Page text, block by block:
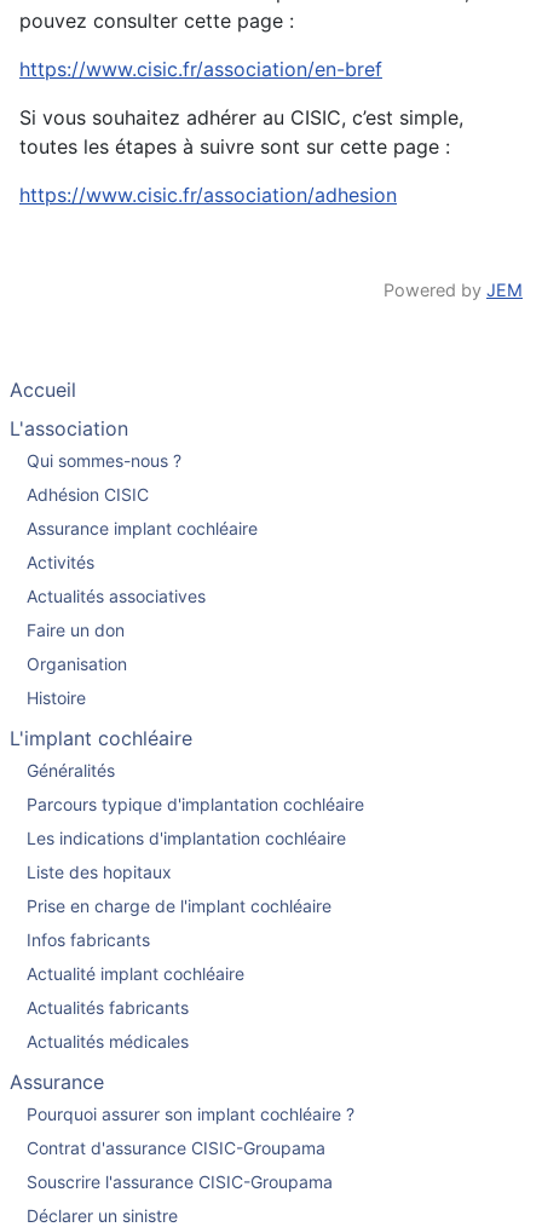
pouvez consulter cette page :
https://www.cisic.fr/association/en-bref
Si vous souhaitez adhérer au CISIC, c’est simple,
toutes les étapes à suivre sont sur cette page :
https://www.cisic.fr/association/adhesion
Powered by JEM
Accueil
L'association
Qui sommes-nous ?
Adhésion CISIC
Assurance implant cochléaire
Activités
Actualités associatives
Faire un don
Organisation
Histoire
L'implant cochléaire
Généralités
Parcours typique d'implantation cochléaire
Les indications d'implantation cochléaire
Liste des hopitaux
Prise en charge de l'implant cochléaire
Infos fabricants
Actualité implant cochléaire
Actualités fabricants
Actualités médicales
Assurance
Pourquoi assurer son implant cochléaire ?
Contrat d'assurance CISIC-Groupama
Souscrire l'assurance CISIC-Groupama
Déclarer un sinistre